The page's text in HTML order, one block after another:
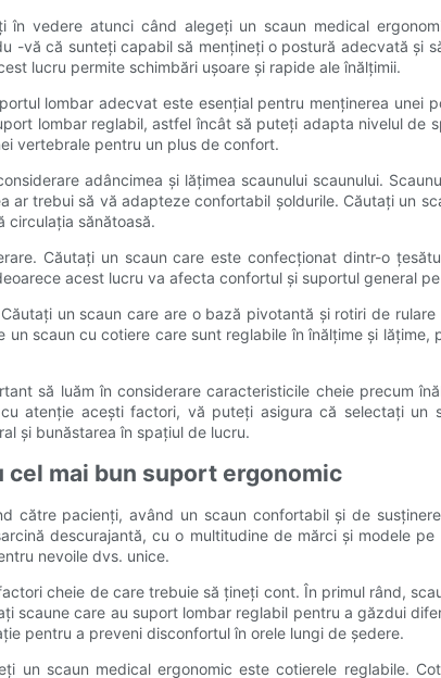
vedere atunci când alegeți un scaun medical
-vă că sunteți capabil să mențineți o postură adecvată și
lucru permite schimbări ușoare și rapide ale înălțimii.
lombar adecvat este esențial pentru menținerea unei
lombar reglabil, astfel încât să puteți adapta nivelul de
vertebrale pentru un plus de confort.
adâncimea și lățimea scaunului scaunului.
trebui să vă adapteze confortabil șoldurile. Căutați un
circulația sănătoasă.
Căutați un scaun care este confecționat dintr-o
acest lucru va afecta confortul și suportul general
un scaun care are o bază pivotantă și rotiri de
scaun cu cotiere care sunt reglabile în înălțime și
să luăm în considerare caracteristicile cheie precum
atenție acești factori, vă puteți asigura că selectați
și bunăstarea în spațiul de lucru.
mai bun suport ergonomic
către pacienți, având un scaun confortabil și de
descurajantă, cu o multitudine de mărci și modele
nevoile dvs. unice.
cheie de care trebuie să țineți cont. În primul rând,
scaune care au suport lombar reglabil pentru a găzdui
pentru a preveni disconfortul în orele lungi de ședere.
un scaun medical ergonomic este cotierele reglabile.